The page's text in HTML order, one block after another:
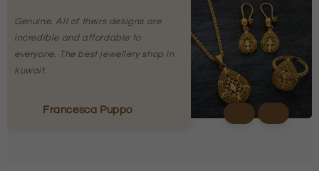
Genuine. All of theirs designs are
incredible and affordable to
everyone. The best jewellery shop in
kuwait.
Francesca Puppo